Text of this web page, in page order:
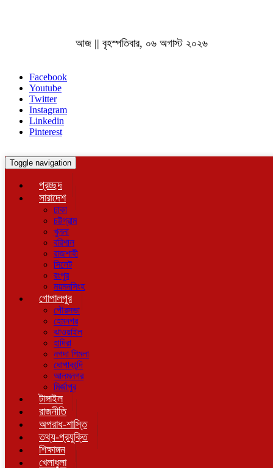
আজ || বৃহস্পতিবার, ০৬ অগাস্ট ২০২৬
Facebook
Youtube
Twitter
Instagram
Linkedin
Pinterest
Toggle navigation
প্রচ্ছদ
সারাদেশ
ঢাকা
চট্টগ্রাম
খুলনা
বরিশাল
রাজশাহী
সিলেট
রংপুর
ময়মনসিংহ
গোপালপুর
পৌরসভা
হেমনগর
ঝাওয়াইল
হাদিরা
নগদা শিমলা
ধোপাকান্দি
আলমনগর
মির্জাপুর
টাঙ্গাইল
রাজনীতি
অপরাধ-শাস্তি
তথ্য-প্রযুক্তি
শিক্ষাঙ্গন
খেলাধুলা